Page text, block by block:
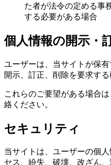
た者が法令の定める事
する必要がある場合
個人情報の開示・
ユーザーは、当サイトが保
開示、訂正、削除を要求する
これらのご要望がある場合は
絡ください。
セキュリティ
当サイトは、ユーザーの個
セス、紛失、破壊、改ざん